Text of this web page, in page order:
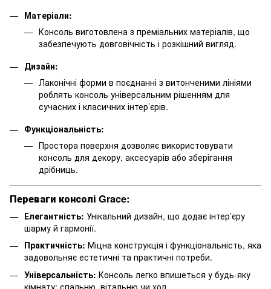
Матеріали:
Консоль виготовлена з преміальних матеріалів, що
забезпечують довговічність і розкішний вигляд.
Дизайн:
Лаконічні форми в поєднанні з витонченими лініями
роблять консоль універсальним рішенням для
сучасних і класичних інтер’єрів.
Функціональність:
Простора поверхня дозволяє використовувати
консоль для декору, аксесуарів або зберігання
дрібниць.
Переваги консолі Grace:
Елегантність: Унікальний дизайн, що додає інтер’єру
шарму й гармонії.
Практичність: Міцна конструкція і функціональність, яка
задовольняє естетичні та практичні потреби.
Універсальність: Консоль легко впишеться у будь-яку
кімнату: спальню, вітальню чи хол.